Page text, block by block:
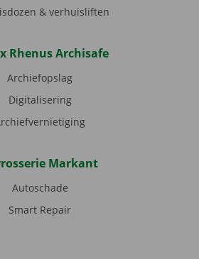
& verhuisliften
Rhenus Archisafe
Archiefopslag
Digitalisering
Markant
Autoschade
Smart Repair